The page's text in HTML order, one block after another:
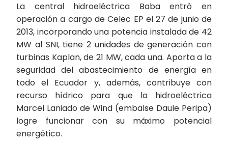
La central hidroeléctrica Baba entró en
operación a cargo de Celec EP el 27 de junio de
2013, incorporando una potencia instalada de 42
MW al SNI, tiene 2 unidades de generación con
turbinas Kaplan, de 21 MW, cada una. Aporta a la
seguridad del abastecimiento de energía en
todo el Ecuador y, además, contribuye con
recurso hídrico para que la hidroeléctrica
Marcel Laniado de Wind (embalse Daule Peripa)
logre funcionar con su máximo potencial
energético.